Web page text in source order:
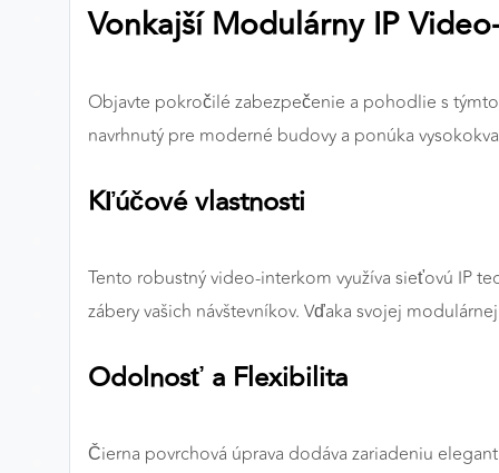
Vonkajší Modulárny IP
Objavte pokročilé zabezpečenie a pohodlie s
navrhnutý pre moderné budovy a ponúka
Kľúčové vlastnosti
Tento robustný video-interkom využíva sieťovú IP
zábery vašich návštevníkov. Vďaka svojej
Odolnosť a Flexibilita
Čierna povrchová úprava dodáva zariadeniu
Preferenčné cookies
ANALYTICKÉ COOKIES
nášho webu. Ich pomocou určujeme počet návštev a
zdroje návštev našich webových stránok. Dáta získané
konkrétnych používateľov nášho webu. Vďaka týmto
cookies môžeme optimalizovať výkon a funkčnosť
Poskytovateľ: Google